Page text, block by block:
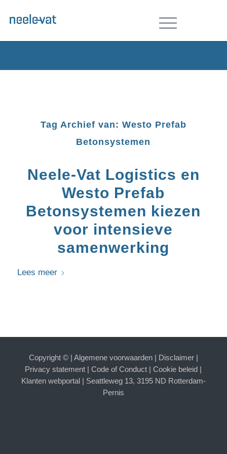
Tag Archief van: Westo Prefab
Betonsystemen
Neele-Vat Logistics en
Westo Prefab
Betonsystemen kiezen
voor intensieve
samenwerking
Lees meer
Copyright © | Algemene voorwaarden| Disclaimer|
Privacy statement |Code of Conduct |Cookie beleid |
Klanten webportal| Seattleweg 13, 3195 ND Rotterdam-
Pernis